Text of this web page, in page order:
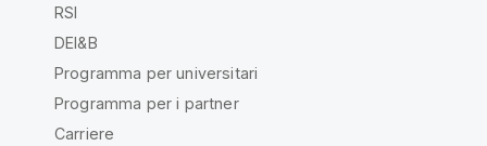
RSI
DEI&B
Programma per universitari
Programma per i partner
Carriere